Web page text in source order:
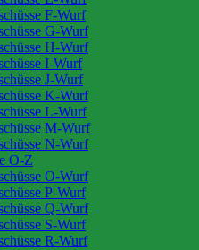
F-Wurf
G-Wurf
H-Wurf
I-Wurf
J-Wurf
K-Wurf
L-Wurf
M-Wurf
N-Wurf
O-Z
O-Wurf
P-Wurf
Q-Wurf
S-Wurf
R-Wurf